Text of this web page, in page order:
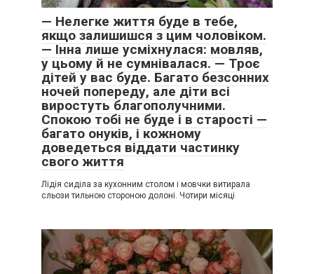
— Нелегке життя буде в тебе,
якщо залишишся з цим чоловіком.
— Інна лише усміхнулася: мовляв,
у цьому й не сумнівалася. — Троє
дітей у вас буде. Багато безсонних
ночей попереду, але діти всі
виростуть благополучними.
Спокою тобі не буде і в старості —
багато онуків, і кожному
доведеться віддати частинку
свого життя
Лідія сиділа за кухонним столом і мовчки витирала
сльози тильною стороною долоні. Чотири місяці